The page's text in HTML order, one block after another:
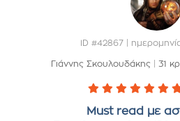
ID #42867 |
Γιάννης Σκουλουδάκης 31
Must read με